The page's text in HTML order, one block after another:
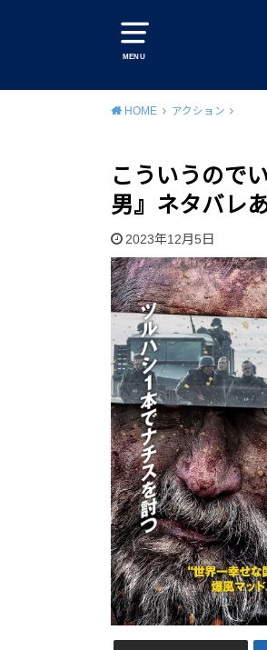
MENU
HOME アクション
こういうので
男』ネタバレ
2023年12月5日